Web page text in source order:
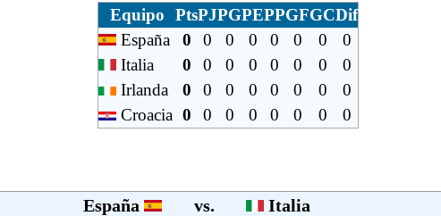
Equipo PtsPJPGPEPPGFGCDif
España
0 0 0 0 0 0 0
0
Italia
0 0 0 0 0 0 0
0
Irlanda
0 0 0 0 0 0 0
0
Croacia 0 0 0 0 0 0 0 0
España vs. Italia